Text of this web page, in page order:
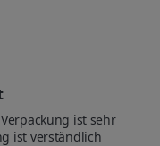
ist sehr
ist verständlich